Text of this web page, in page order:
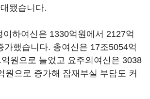
됐습니다.
이하여신은 1330억원에서 2127억
가했습니다. 총여신은 17조5054억
원으로 늘었고 요주의여신은 3038
원으로 증가해 잠재부실 부담도 커